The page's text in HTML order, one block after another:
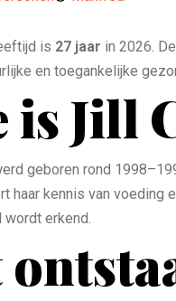
is 27 jaar in 2026.
en toegankelijke
is Jill
geboren rond
haar kennis van voeding
wordt erkend.